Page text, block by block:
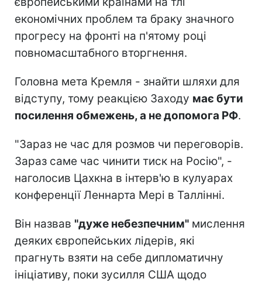
економічних проблем та браку значного
прогресу на фронті на п'ятому році
повномасштабного вторгнення.
Головна мета Кремля - знайти шляхи для
відступу, тому реакцією Заходу має бути
посилення обмежень, а не допомога РФ.
"Зараз не час для розмов чи переговорів.
Зараз саме час чинити тиск на Росію", -
наголосив Цахкна в інтерв'ю в кулуарах
конференції Леннарта Мері в Таллінні.
Він назвав "дуже небезпечним" мислення
деяких європейських лідерів, які
прагнуть взяти на себе дипломатичну
ініціативу, поки зусилля США щодо